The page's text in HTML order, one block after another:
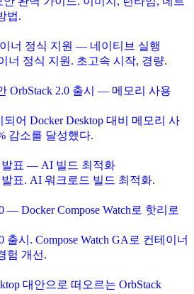
법.
이너 정식 지원 — 네이티브 실행
너 정식 지원. 초고속 시작, 경량.
OrbStack 2.0 출시 — 메모리 사용
되어 Docker Desktop 대비 메모리 사
감소를 달성했다.
발표 — AI 빌드 최적화
발표. AI 워크로드 빌드 최적화.
— Docker Compose Watch로 핫리로
출시. Compose Watch GA로 컨테이너
험 개선.
대안으로 떠오르는 OrbStack